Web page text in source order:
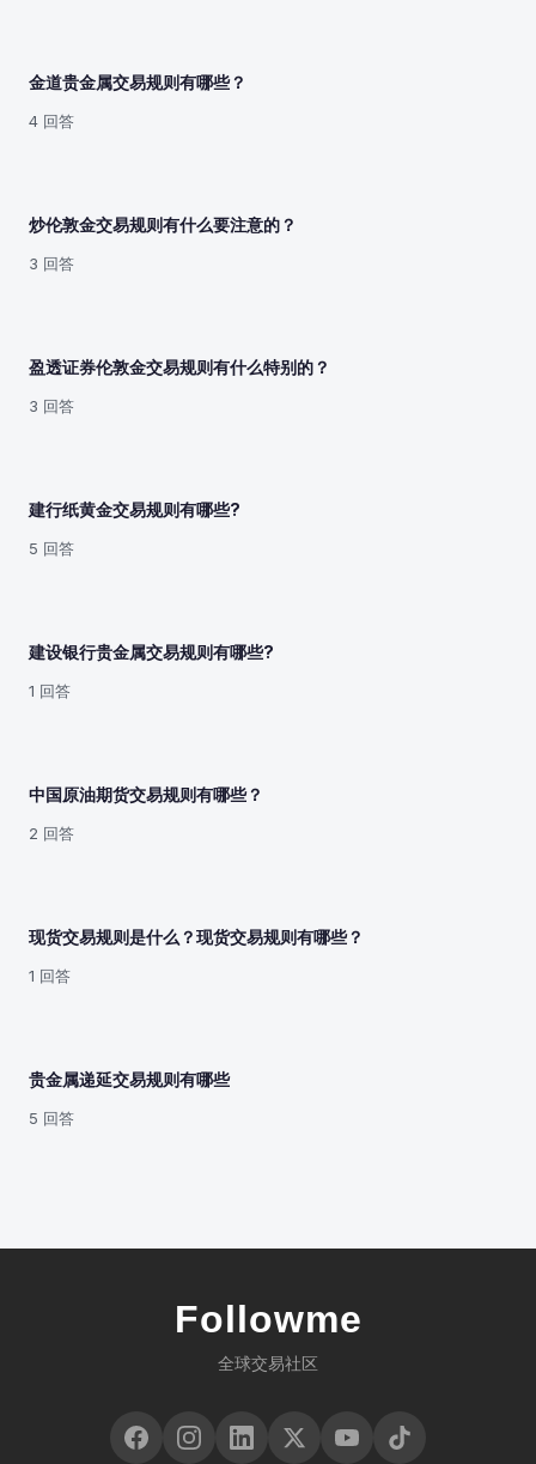
金道贵金属交易规则有哪些？
4 回答
炒伦敦金交易规则有什么要注意的？
3 回答
盈透证券伦敦金交易规则有什么特别的？
3 回答
建行纸黄金交易规则有哪些?
5 回答
建设银行贵金属交易规则有哪些?
1 回答
中国原油期货交易规则有哪些？
2 回答
现货交易规则是什么？现货交易规则有哪些？
1 回答
贵金属递延交易规则有哪些
5 回答
Followme
全球交易社区